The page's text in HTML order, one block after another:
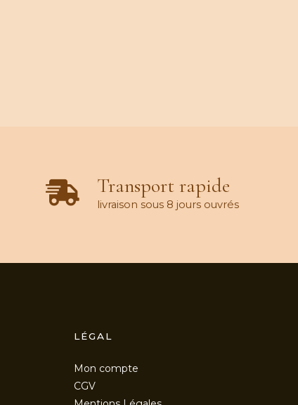
Transport rapide
livraison sous 8 jours ouvrés
LÉGAL
Mon compte
CGV